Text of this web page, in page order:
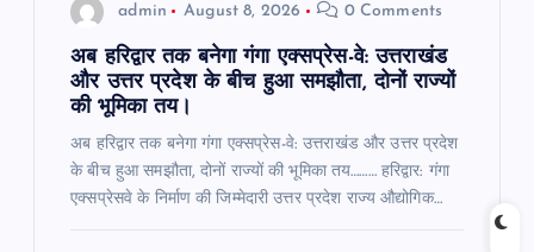
admin August 8, 2026 0 Comments
अब हरिद्वार तक बनेगा गंगा एक्सप्रेस-वे: उत्तराखंड
और उत्तर प्रदेश के बीच हुआ समझौता, दोनों राज्यों
की भूमिका तय।
अब हरिद्वार तक बनेगा गंगा एक्सप्रेस-वे: उत्तराखंड और उत्तर प्रदेश
के बीच हुआ समझौता, दोनों राज्यों की भूमिका तय……… हरिद्वार: गंगा
एक्सप्रेसवे के निर्माण की जिम्मेदारी उत्तर प्रदेश राज्य औद्योगिक…